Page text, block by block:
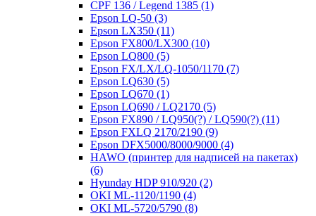
CPF 136 / Legend 1385 (1)
Epson LQ-50 (3)
Epson LX350 (11)
Epson FX800/LX300 (10)
Epson LQ800 (5)
Epson FX/LX/LQ-1050/1170 (7)
Epson LQ630 (5)
Epson LQ670 (1)
Epson LQ690 / LQ2170 (5)
Epson FX890 / LQ950(?) / LQ590(?) (11)
Epson FXLQ 2170/2190 (9)
Epson DFX5000/8000/9000 (4)
HAWO (принтер для надписей на пакетах)
(6)
Hyunday HDP 910/920 (2)
OKI ML-1120/1190 (4)
OKI ML-5720/5790 (8)